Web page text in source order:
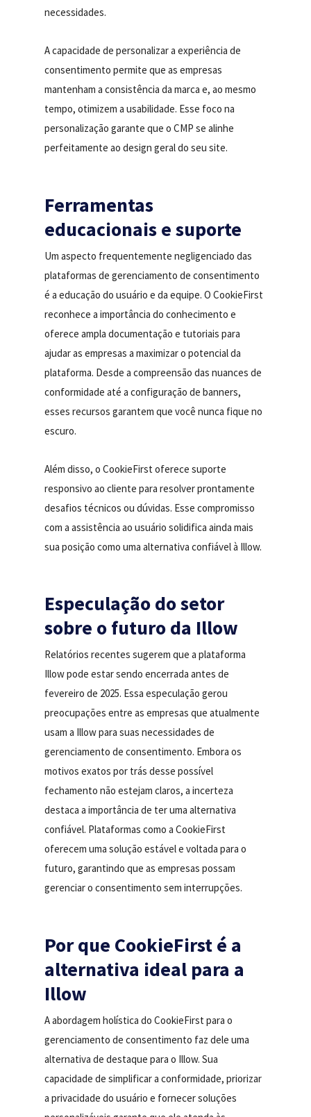
necessidades.
A capacidade de personalizar a experiência de
consentimento permite que as empresas
mantenham a consistência da marca e, ao mesmo
tempo, otimizem a usabilidade. Esse foco na
personalização garante que o CMP se alinhe
perfeitamente ao design geral do seu site.
Ferramentas
educacionais e suporte
Um aspecto frequentemente negligenciado das
plataformas de gerenciamento de consentimento
é a educação do usuário e da equipe. O CookieFirst
reconhece a importância do conhecimento e
oferece ampla documentação e tutoriais para
ajudar as empresas a maximizar o potencial da
plataforma. Desde a compreensão das nuances de
conformidade até a configuração de banners,
esses recursos garantem que você nunca fique no
escuro.
Além disso, o CookieFirst oferece suporte
responsivo ao cliente para resolver prontamente
desafios técnicos ou dúvidas. Esse compromisso
com a assistência ao usuário solidifica ainda mais
sua posição como uma alternativa confiável à Illow.
Especulação do setor
sobre o futuro da Illow
Relatórios recentes sugerem que a plataforma
Illow pode estar sendo encerrada antes de
fevereiro de 2025. Essa especulação gerou
preocupações entre as empresas que atualmente
usam a Illow para suas necessidades de
gerenciamento de consentimento. Embora os
motivos exatos por trás desse possível
fechamento não estejam claros, a incerteza
destaca a importância de ter uma alternativa
confiável. Plataformas como a CookieFirst
oferecem uma solução estável e voltada para o
futuro, garantindo que as empresas possam
gerenciar o consentimento sem interrupções.
Por que CookieFirst é a
alternativa ideal para a
Illow
A abordagem holística do CookieFirst para o
gerenciamento de consentimento faz dele uma
alternativa de destaque para o Illow. Sua
capacidade de simplificar a conformidade, priorizar
a privacidade do usuário e fornecer soluções